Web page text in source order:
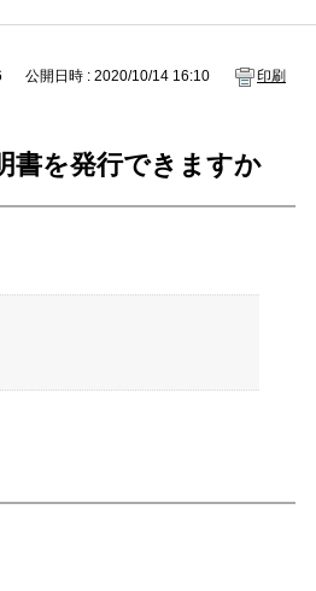
公開日時 : 2020/10/14 16:10 印刷
書を発行できますか